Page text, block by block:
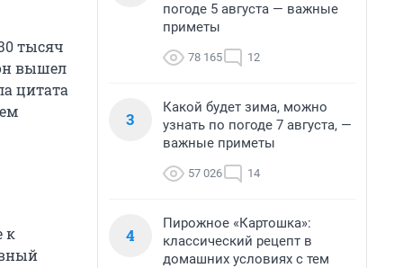
тысяч
вышел
цитата
к
погоде 5 августа — важные
приметы
78 165 12
3
Какой будет зима, можно
узнать по погоде 7 августа, —
важные приметы
57 026 14
4
Пирожное «Картошка»:
классический рецепт в
домашних условиях с тем